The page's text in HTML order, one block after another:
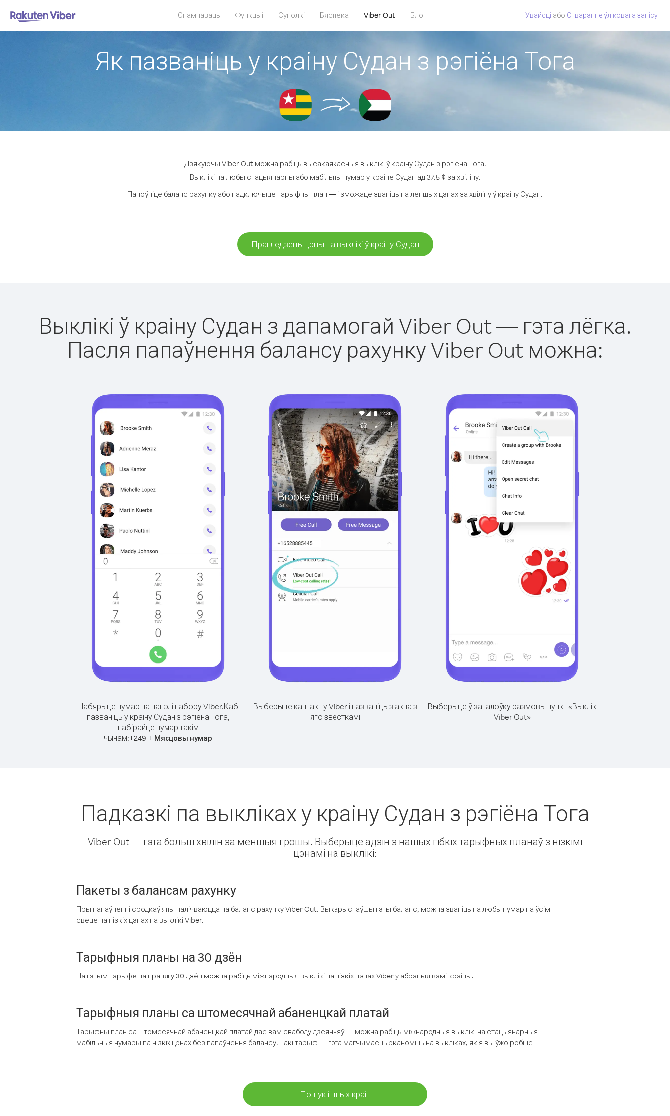
Спампаваць Функцыі Суполкі Бяспека Viber Out Блог Увайсці або Стварэнне ўліковага запісу
Як пазваніць у краіну Судан з рэгіёна Тога
Дзякуючы Viber Out можна рабіць высакаякасныя выклікі ў краіну Судан з рэгіёна Тога.
Выклікі на любы стацыянарны або мабільны нумар у краіне Судан ад 37.5 ¢ за хвіліну.
Папоўніце баланс рахунку або падключыце тарыфны план — і зможаце званіць па лепшых цэнах за хвіліну ў краіну Судан.
Прагледзець цэны на выклікі ў краіну Судан
Выклікі ў краіну Судан з дапамогай Viber Out — гэта лёгка.
Пасля папаўнення балансу рахунку Viber Out можна:
Набярыце нумар на панэлі набору Viber.Каб
пазваніць у краіну Судан з рэгіёна Тога,
набірайце нумар такім
чынам:+249 + Мясцовы нумар
Выберыце кантакт у Viber і пазваніць з акна з
яго звесткамі
Выберыце ў загалоўку размовы пункт «Выклік
Viber Out»
Падказкі па выкліках у краіну Судан з рэгіёна Тога
Viber Out — гэта больш хвілін за меншыя грошы. Выберыце адзін з нашых гібкіх тарыфных планаў з нізкімі
цэнамі на выклікі:
Пакеты з балансам рахунку
Пры папаўненні сродкаў яны налічваюцца на баланс рахунку Viber Out. Выкарыстаўшы гэты баланс, можна званіць на любы нумар па ўсім
свеце па нізкіх цэнах на выклікі Viber.
Тарыфныя планы на 30 дзён
На гэтым тарыфе на працягу 30 дзён можна рабіць міжнародныя выклікі па нізкіх цэнах Viber у абраныя вамі краіны.
Тарыфныя планы са штомесячнай абаненцкай платай
Тарыфны план са штомесячнай абаненцкай платай дае вам свабоду дзеянняў — можна рабіць міжнародныя выклікі на стацыянарныя і
мабільныя нумары па нізкіх цэнах без папаўнення балансу. Такі тарыф — гэта магчымасць эканоміць на выкліках, якія вы ўжо робіце
Пошук іншых краін